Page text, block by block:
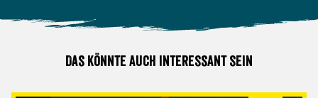
Das könnte auch interessant sein